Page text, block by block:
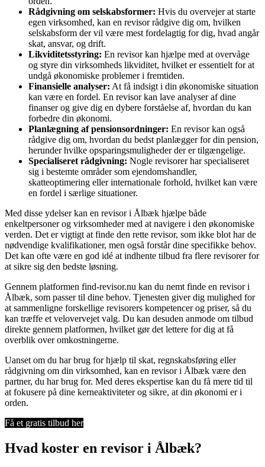
Rådgivning om selskabsformer: Hvis du overvejer at starte
egen virksomhed, kan en revisor rådgive dig om, hvilken
selskabsform der vil være mest fordelagtig for dig, hvad angår
skat, ansvar, og drift.
Likviditetsstyring: En revisor kan hjælpe med at overvåge
og styre din virksomheds likviditet, hvilket er essentielt for at
undgå økonomiske problemer i fremtiden.
Finansielle analyser: At få indsigt i din økonomiske situation
kan være en fordel. En revisor kan lave analyser af dine
finanser og give dig en dybere forståelse af, hvordan du kan
forbedre din økonomi.
Planlægning af pensionsordninger: En revisor kan også
rådgive dig om, hvordan du bedst planlægger for din pension,
herunder hvilke opsparingsmuligheder der er tilgængelige.
Specialiseret rådgivning: Nogle revisorer har specialiseret
sig i bestemte områder som ejendomshandler,
skatteoptimering eller internationale forhold, hvilket kan være
en fordel i særlige situationer.
Med disse ydelser kan en revisor i Ålbæk hjælpe både
enkeltpersoner og virksomheder med at navigere i den økonomiske
verden. Det er vigtigt at finde den rette revisor, som ikke blot har de
nødvendige kvalifikationer, men også forstår dine specifikke behov.
Det kan ofte være en god idé at indhente tilbud fra flere revisorer for
at sikre sig den bedste løsning.
Gennem platformen find-revisor.nu kan du nemt finde en revisor i
Ålbæk, som passer til dine behov. Tjenesten giver dig mulighed for
at sammenligne forskellige revisorers kompetencer og priser, så du
kan træffe et velovervejet valg. Du kan desuden anmode om tilbud
direkte gennem platformen, hvilket gør det lettere for dig at få
overblik over omkostningerne.
Uanset om du har brug for hjælp til skat, regnskabsføring eller
rådgivning om din virksomhed, kan en revisor i Ålbæk være den
partner, du har brug for. Med deres ekspertise kan du få mere tid til
at fokusere på dine kerneaktiviteter og sikre, at din økonomi er i
orden.
Få et gratis tilbud her
Hvad koster en revisor i Ålbæk?